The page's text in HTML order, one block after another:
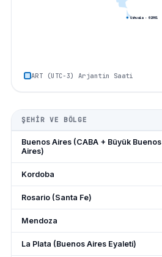
Ushuaia· 02901
ART (UTC−3) Arjantin Saati
ŞEHIR VE BÖLGE
Buenos Aires (CABA + Büyük Buenos
Aires)
Kordoba
Rosario (Santa Fe)
Mendoza
La Plata (Buenos Aires Eyaleti)